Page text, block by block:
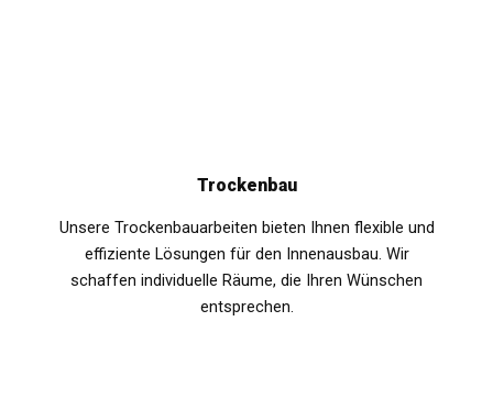
Trockenbau
Unsere Trockenbauarbeiten bieten Ihnen flexible und
effiziente Lösungen für den Innenausbau. Wir
schaffen individuelle Räume, die Ihren Wünschen
entsprechen.